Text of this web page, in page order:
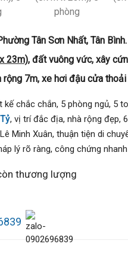
Tân Sơn Nhất, Tân Bình.
23m), đất vuông vức, xây
7m, xe hơi đậu cửa thoải
kế chắc chắn, 5 phòng ngủ, 5
, vị trí đắc địa, nhà rộng đẹp,
Minh Xuân, thuận tiện di
lý rõ ràng, công chứng
thương lượng